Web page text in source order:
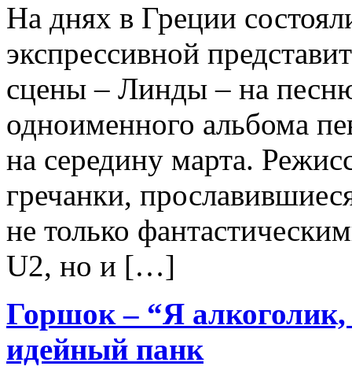
На днях в Греции
экспрессивной
сцены – Линды – на
одноименного альбома
на середину марта.
гречанки,
не только
U2, но и […]
Горшок – “Я
идейный панк